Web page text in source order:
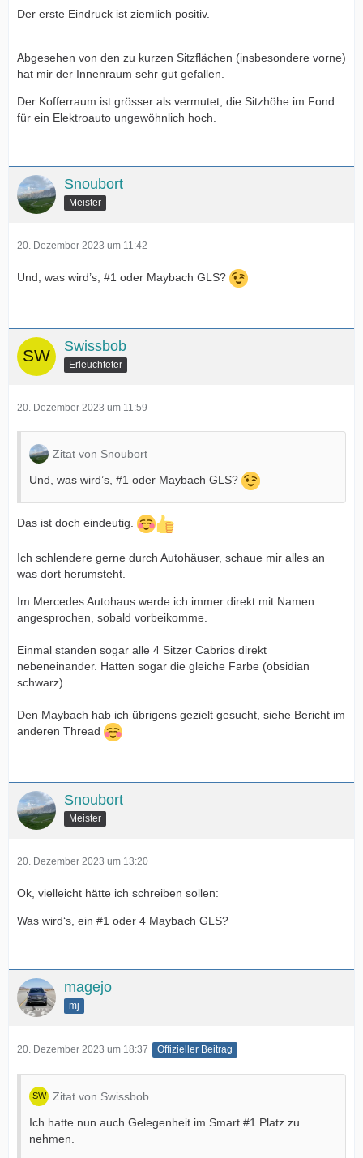
Der erste Eindruck ist ziemlich positiv.
Abgesehen von den zu kurzen Sitzflächen (insbesondere vorne)
hat mir der Innenraum sehr gut gefallen.
Der Kofferraum ist grösser als vermutet, die Sitzhöhe im Fond
für ein Elektroauto ungewöhnlich hoch.
Snoubort
Meister
20. Dezember 2023 um 11:42
Und, was wird’s, #1 oder Maybach GLS?
Swissbob
Erleuchteter
20. Dezember 2023 um 11:59
Zitat von Snoubort
Und, was wird’s, #1 oder Maybach GLS?
Das ist doch eindeutig.
Ich schlendere gerne durch Autohäuser, schaue mir alles an
was dort herumsteht.
Im Mercedes Autohaus werde ich immer direkt mit Namen
angesprochen, sobald vorbeikomme.
Einmal standen sogar alle 4 Sitzer Cabrios direkt
nebeneinander. Hatten sogar die gleiche Farbe (obsidian
schwarz)
Den Maybach hab ich übrigens gezielt gesucht, siehe Bericht im
anderen Thread
Snoubort
Meister
20. Dezember 2023 um 13:20
Ok, vielleicht hätte ich schreiben sollen:
Was wird‘s, ein #1 oder 4 Maybach GLS?
magejo
mj
20. Dezember 2023 um 18:37 Offizieller Beitrag
Zitat von Swissbob
Ich hatte nun auch Gelegenheit im Smart #1 Platz zu
nehmen.